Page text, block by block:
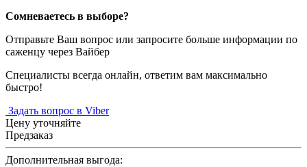
Сомневаетесь в выборе?
Отправьте Ваш вопрос или запросите больше информации по
саженцу через Вайбер
Специалисты всегда онлайн, ответим вам максимально
быстро!
Задать вопрос в Viber
Цену уточняйте
Предзаказ
Дополнительная выгода: